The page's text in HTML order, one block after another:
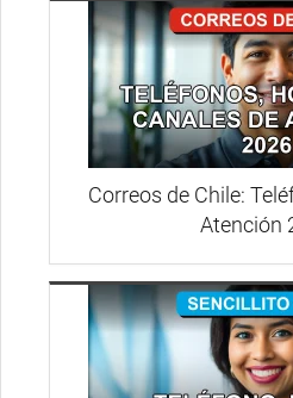
Correos de Chile:
Atención